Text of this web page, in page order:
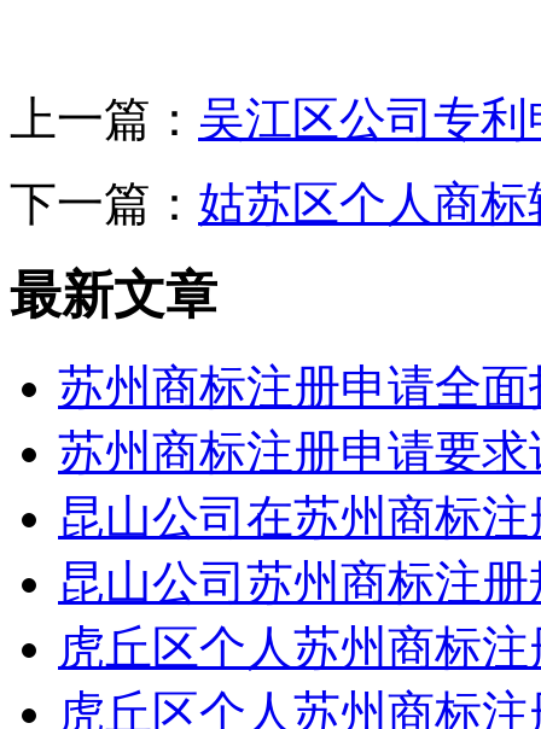
上一篇： 吴江区公司专
下一篇： 姑苏区个人商
最新文章
苏州商标注册申请全面
苏州商标注册申请要求
昆山公司在苏州商标
昆山公司苏州商标注
虎丘区个人苏州商标
虎丘区个人苏州商标